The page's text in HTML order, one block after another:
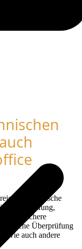
Technische
Überprüfung
auch andere